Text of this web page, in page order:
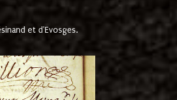
et d'Evosges.